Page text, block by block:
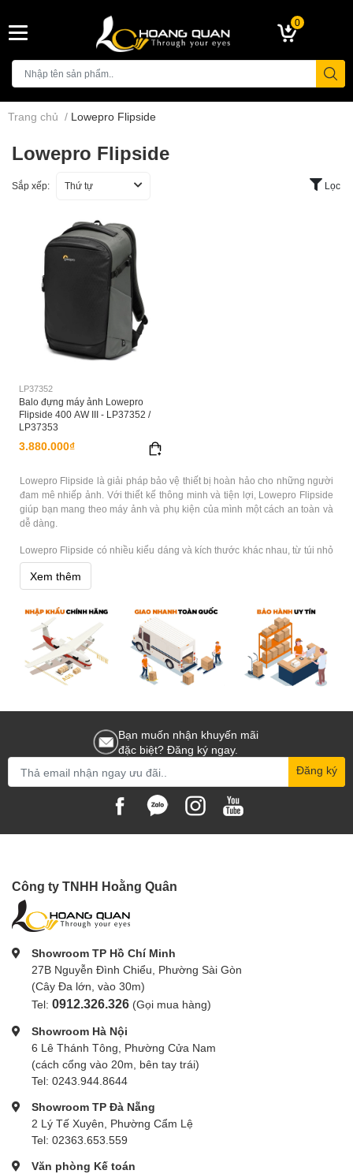
0
Trang chủ / Lowepro Flipside
Lowepro Flipside
Sắp xếp: Thứ tự Lọc
LP37352
Balo đựng máy ảnh Lowepro
Flipside 400 AW III - LP37352 /
LP37353
3.880.000₫
Lowepro Flipside là giải pháp bảo vệ thiết bị hoàn hảo cho những người
đam mê nhiếp ảnh. Với thiết kế thông minh và tiện lợi, Lowepro Flipside
giúp bạn mang theo máy ảnh và phụ kiện của mình một cách an toàn và
dễ dàng.
Lowepro Flipside có nhiều kiểu dáng và kích thước khác nhau, từ túi nhỏ
gọn cho những chuyến đi ngắn đến túi lớn hơn cho những chuyến đi
chụp ảnh đầy thú vị. Các túi này đều được thiết kế chắc chắn và bền bỉ,
giúp bảo vệ máy ảnh của bạn khỏi các va đập và trầy xước. Lowepro
Flipside được trang bị nhiều tính năng tiện lợi, bao gồm các ngăn đựng
phụ kiện dễ dàng truy cập, quai đeo vai êm ái, và khóa kéo an toàn. Một
số tính năng khác như vỏ chống thấm nước và chống sốc, giúp bảo vệ
máy ảnh của bạn khỏi các tác động bên ngoài.
Lowepro Flipside là sự lựa chọn hoàn hảo cho những người đam mê
nhiếp ảnh. Đặt hàng ngay hôm nay để trải nghiệm sự tiện lợi và bảo vệ
Xem thêm
Bạn muốn nhận khuyến mãi
đặc biệt? Đăng ký ngay.
Đăng ký
Công ty TNHH Hoằng Quân
Showroom TP Hồ Chí Minh
27B Nguyễn Đình Chiểu, Phường Sài Gòn
(Cây Đa lớn, vào 30m)
Tel: 0912.326.326 (Gọi mua hàng)
Showroom Hà Nội
6 Lê Thánh Tông, Phường Cửa Nam
(cách cổng vào 20m, bên tay trái)
Tel: 0243.944.8644
Showroom TP Đà Nẵng
2 Lý Tế Xuyên, Phường Cẩm Lệ
Tel: 02363.653.559
Văn phòng Kế toán